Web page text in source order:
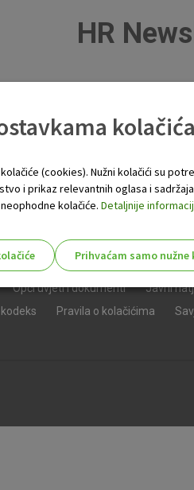
HR
Opći uvjeti i dokumenti Javni
Pravila o kolačićima
kolačića
(cookies). Nužni kolačići su
i prikaz relevantnih oglasa i
kolačiće. Detaljnije
Prihvaćam samo nužne